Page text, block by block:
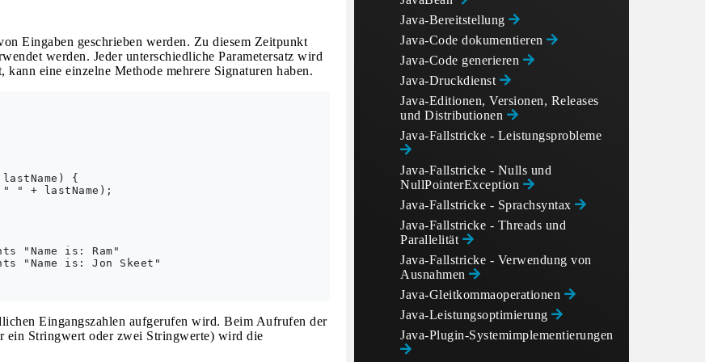
Eingaben geschrieben werden. Zu diesem Zeitpunkt
werden. Jeder unterschiedliche Parametersatz wird
eine einzelne Methode mehrere Signaturen haben.
{
" + lastName);
"Name is: Ram"
"Name is: Jon Skeet"
Eingangszahlen aufgerufen wird. Beim Aufrufen der
ein Stringwert oder zwei Stringwerte) wird die
Java-Bereitstellung
Java-Code dokumentieren
Java-Code generieren
Java-Druckdienst
Java-Editionen, Versionen, Releases
und Distributionen
Java-Fallstricke - Leistungsprobleme
Java-Fallstricke - Nulls und
NullPointerException
Java-Fallstricke - Sprachsyntax
Java-Fallstricke - Threads und
Parallelität
Java-Fallstricke - Verwendung von
Ausnahmen
Java-Gleitkommaoperationen
Java-Leistungsoptimierung
Java-Plugin-Systemimplementierungen